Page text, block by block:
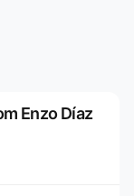
Enzo Díaz